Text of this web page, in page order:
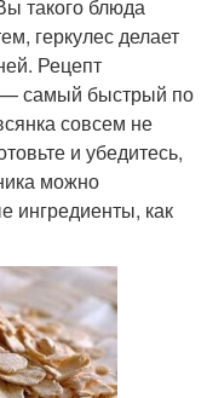
такого блюда
геркулес делает
Рецепт
— самый быстрый по
совсем не
и убедитесь,
можно
ингредиенты, как